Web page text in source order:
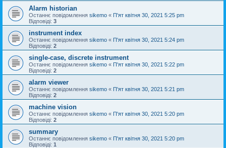
Alarm historian
Останнє повідомлення sikemo « П'ят квітня 30, 2021 5:25 pm
Відповіді: 3
instrument index
Останнє повідомлення sikemo « П'ят квітня 30, 2021 5:24 pm
Відповіді: 2
single-case, discrete instrument
Останнє повідомлення sikemo « П'ят квітня 30, 2021 5:22 pm
Відповіді: 2
alarm viewer
Останнє повідомлення sikemo « П'ят квітня 30, 2021 5:21 pm
Відповіді: 2
machine vision
Останнє повідомлення sikemo « П'ят квітня 30, 2021 5:20 pm
Відповіді: 2
summary
Останнє повідомлення sikemo « П'ят квітня 30, 2021 5:20 pm
Відповіді: 1